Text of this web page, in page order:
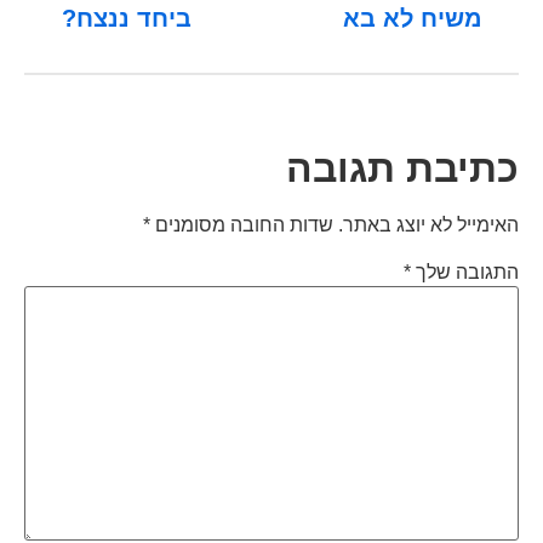
משיח לא בא ביחד ננצח?
כתיבת תגובה
האימייל לא יוצג באתר. שדות החובה מסומנים *
התגובה שלך *